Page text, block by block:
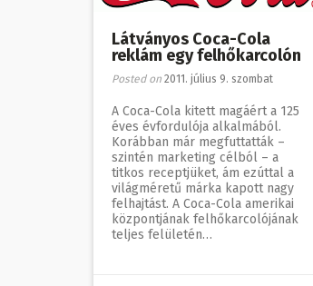
Látványos Coca-Cola
reklám egy felhőkarcolón
Posted on 2011. július 9. szombat
A Coca-Cola kitett magáért a 125
éves évfordulója alkalmából.
Korábban már megfuttatták –
szintén marketing célból – a
titkos receptjüket, ám ezúttal a
világméretű márka kapott nagy
felhajtást. A Coca-Cola amerikai
központjának felhőkarcolójának
teljes felületén…